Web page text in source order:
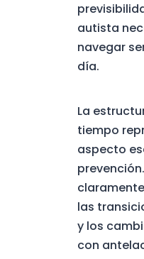
autista
navegar
día.
La
tiempo
aspecto
las
y los
con